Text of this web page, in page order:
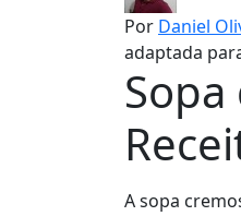
Por Daniel
adaptada
A sopa